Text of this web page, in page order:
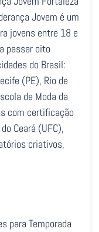
Jovem é um
jovens entre 18 e
passar oito
do Brasil:
(PE), Rio de
de Moda da
com certificação
Ceará (UFC),
criativos,
para Temporada